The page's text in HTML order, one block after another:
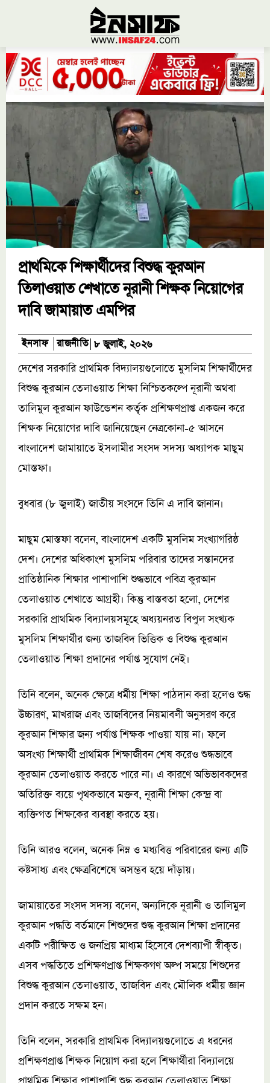
প্রাথমিকে শিক্ষার্থীদের বিশুদ্ধ কুরআন
তিলাওয়াত শেখাতে নূরানী শিক্ষক নিয়োগের
দাবি জামায়াত এমপির
ইনসাফ রাজনীতি ৮ জুলাই, ২০২৬
দেশের সরকারি প্রাথমিক বিদ্যালয়গুলোতে মুসলিম শিক্ষার্থীদের
বিশুদ্ধ কুরআন তেলাওয়াত শিক্ষা নিশ্চিতকল্পে নূরানী অথবা
তালিমুল কুরআন ফাউন্ডেশন কর্তৃক প্রশিক্ষণপ্রাপ্ত একজন করে
শিক্ষক নিয়োগের দাবি জানিয়েছেন নেত্রকোনা-৫ আসনে
বাংলাদেশ জামায়াতে ইসলামীর সংসদ সদস্য অধ্যাপক মাছুম
মোস্তফা।
বুধবার (৮ জুলাই) জাতীয় সংসদে তিনি এ দাবি জানান।
মাছুম মোস্তফা বলেন, বাংলাদেশ একটি মুসলিম সংখ্যাগরিষ্ঠ
দেশ। দেশের অধিকাংশ মুসলিম পরিবার তাদের সন্তানদের
প্রাতিষ্ঠানিক শিক্ষার পাশাপাশি শুদ্ধভাবে পবিত্র কুরআন
তেলাওয়াত শেখাতে আগ্রহী। কিন্তু বাস্তবতা হলো, দেশের
সরকারি প্রাথমিক বিদ্যালয়সমূহে অধ্যয়নরত বিপুল সংখ্যক
মুসলিম শিক্ষার্থীর জন্য তাজবিদ ভিত্তিক ও বিশুদ্ধ কুরআন
তেলাওয়াত শিক্ষা প্রদানের পর্যাপ্ত সুযোগ নেই।
তিনি বলেন, অনেক ক্ষেত্রে ধর্মীয় শিক্ষা পাঠদান করা হলেও শুদ্ধ
উচ্চারণ, মাখরাজ এবং তাজবিদের নিয়মাবলী অনুসরণ করে
কুরআন শিক্ষার জন্য পর্যাপ্ত শিক্ষক পাওয়া যায় না। ফলে
অসংখ্য শিক্ষার্থী প্রাথমিক শিক্ষাজীবন শেষ করেও শুদ্ধভাবে
কুরআন তেলাওয়াত করতে পারে না। এ কারণে অভিভাবকদের
অতিরিক্ত ব্যয়ে পৃথকভাবে মক্তব, নূরানী শিক্ষা কেন্দ্র বা
ব্যক্তিগত শিক্ষকের ব্যবস্থা করতে হয়।
তিনি আরও বলেন, অনেক নিম্ন ও মধ্যবিত্ত পরিবারের জন্য এটি
কষ্টসাধ্য এবং ক্ষেত্রবিশেষে অসম্ভব হয়ে দাঁড়ায়।
জামায়াতের সংসদ সদস্য বলেন, অন্যদিকে নূরানী ও তালিমুল
কুরআন পদ্ধতি বর্তমানে শিশুদের শুদ্ধ কুরআন শিক্ষা প্রদানের
একটি পরীক্ষিত ও জনপ্রিয় মাধ্যম হিসেবে দেশব্যাপী স্বীকৃত।
এসব পদ্ধতিতে প্রশিক্ষণপ্রাপ্ত শিক্ষকগণ অল্প সময়ে শিশুদের
বিশুদ্ধ কুরআন তেলাওয়াত, তাজবিদ এবং মৌলিক ধর্মীয় জ্ঞান
প্রদান করতে সক্ষম হন।
তিনি বলেন, সরকারি প্রাথমিক বিদ্যালয়গুলোতে এ ধরনের
প্রশিক্ষণপ্রাপ্ত শিক্ষক নিয়োগ করা হলে শিক্ষার্থীরা বিদ্যালয়ে